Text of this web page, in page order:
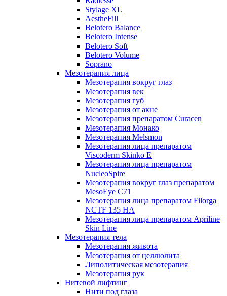
Stylage XL
AestheFill
Belotero Balance
Belotero Intense
Belotero Soft
Belotero Volume
Soprano
Мезотерапия лица
Мезотерапия вокруг глаз
Мезотерапия век
Мезотерапия губ
Мезотерапия от акне
Мезотерапия препаратом Curacen
Мезотерапия Монако
Мезотерапия Melsmon
Мезотерапия лица препаратом
Viscoderm Skinko E
Мезотерапия лица препаратом
NucleoSpire
Мезотерапия вокруг глаз препаратом
MesoEye С71
Мезотерапия лица препаратом Filorga
NCTF 135 HA
Мезотерапия лица препаратом Apriline
Skin Line
Мезотерапия тела
Мезотерапия живота
Мезотерапия от целлюлита
Липолитическая мезотерапия
Мезотерапия рук
Нитевой лифтинг
Нити под глаза